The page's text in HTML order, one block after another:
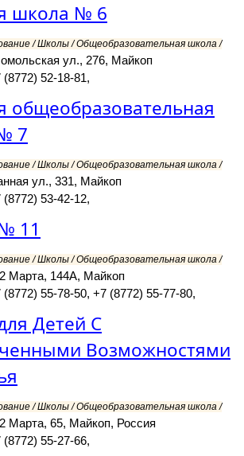
школа № 6
/ Школы / Общеобразовательная школа /
ул., 276, Майкоп
52-18-81,
общеобразовательная
7
/ Школы / Общеобразовательная школа /
ул., 331, Майкоп
53-42-12,
11
/ Школы / Общеобразовательная школа /
Марта, 144А, Майкоп
55-78-50, +7 (8772) 55-77-80,
Детей С
Возможностями
/ Школы / Общеобразовательная школа /
Марта, 65, Майкоп, Россия
55-27-66,